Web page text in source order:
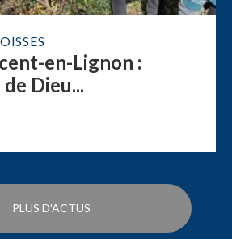
en-Lignon :
Dieu...
PLUS D'ACTUS